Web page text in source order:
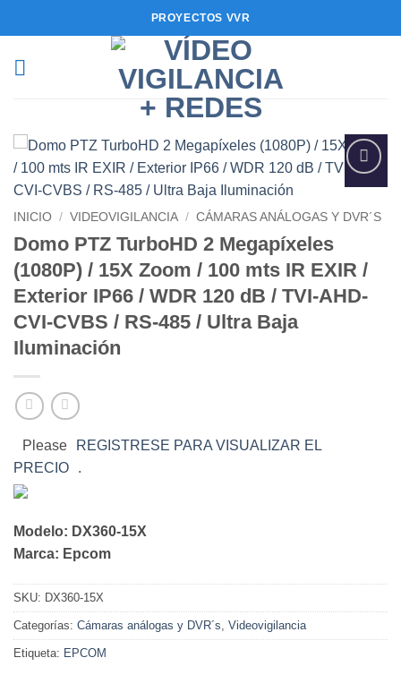
al
PROYECTOS VVR
Añadir
lista de
INICIO / VIDEOVIGILANCIA / CÁMARAS ANÁLOGAS Y DVR´S
Domo PTZ TurboHD 2 Megapíxeles
(1080P) / 15X Zoom / 100 mts IR EXIR /
Exterior IP66 / WDR 120 dB / TVI-AHD-
CVI-CVBS / RS-485 / Ultra Baja
Iluminación
Please
REGISTRESE PARA VISUALIZAR EL
PRECIO
.
Modelo: DX360-15X
Marca: Epcom
SKU: DX360-15X
Categorías: Cámaras análogas y DVR´s, Videovigilancia
Etiqueta: EPCOM